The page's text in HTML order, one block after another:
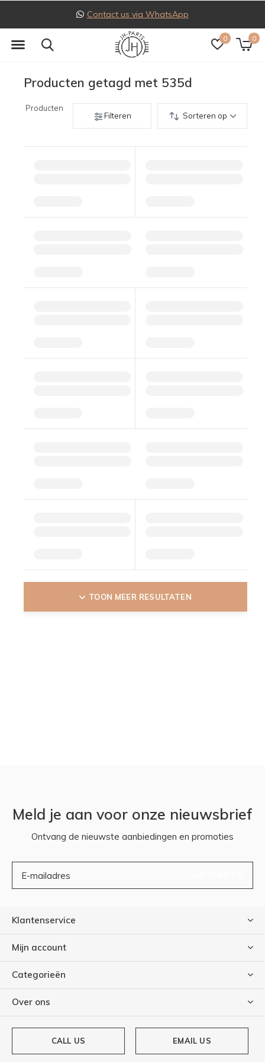
0 0
Contact us via WhatsApp
Producten getagd met 535d
Producten
Filteren
Sorteren op
TOON MEER RESULTATEN
Meld je aan voor onze nieuwsbrief
Ontvang de nieuwste aanbiedingen en promoties
Klantenservice
Mijn account
Categorieën
Over ons
CALL US EMAIL US